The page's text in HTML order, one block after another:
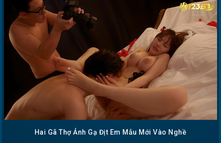
Hai Gã Thợ Ảnh Gạ Địt Em Mẫu Mới Vào Nghề